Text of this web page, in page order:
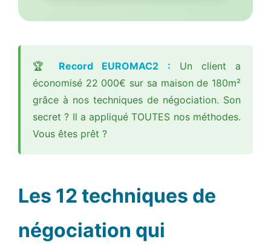
🏆 Record EUROMAC2 : Un client a
économisé 22 000€ sur sa maison de 180m²
grâce à nos techniques de négociation. Son
secret ? Il a appliqué TOUTES nos méthodes.
Vous êtes prêt ?
Les 12 techniques de
négociation qui